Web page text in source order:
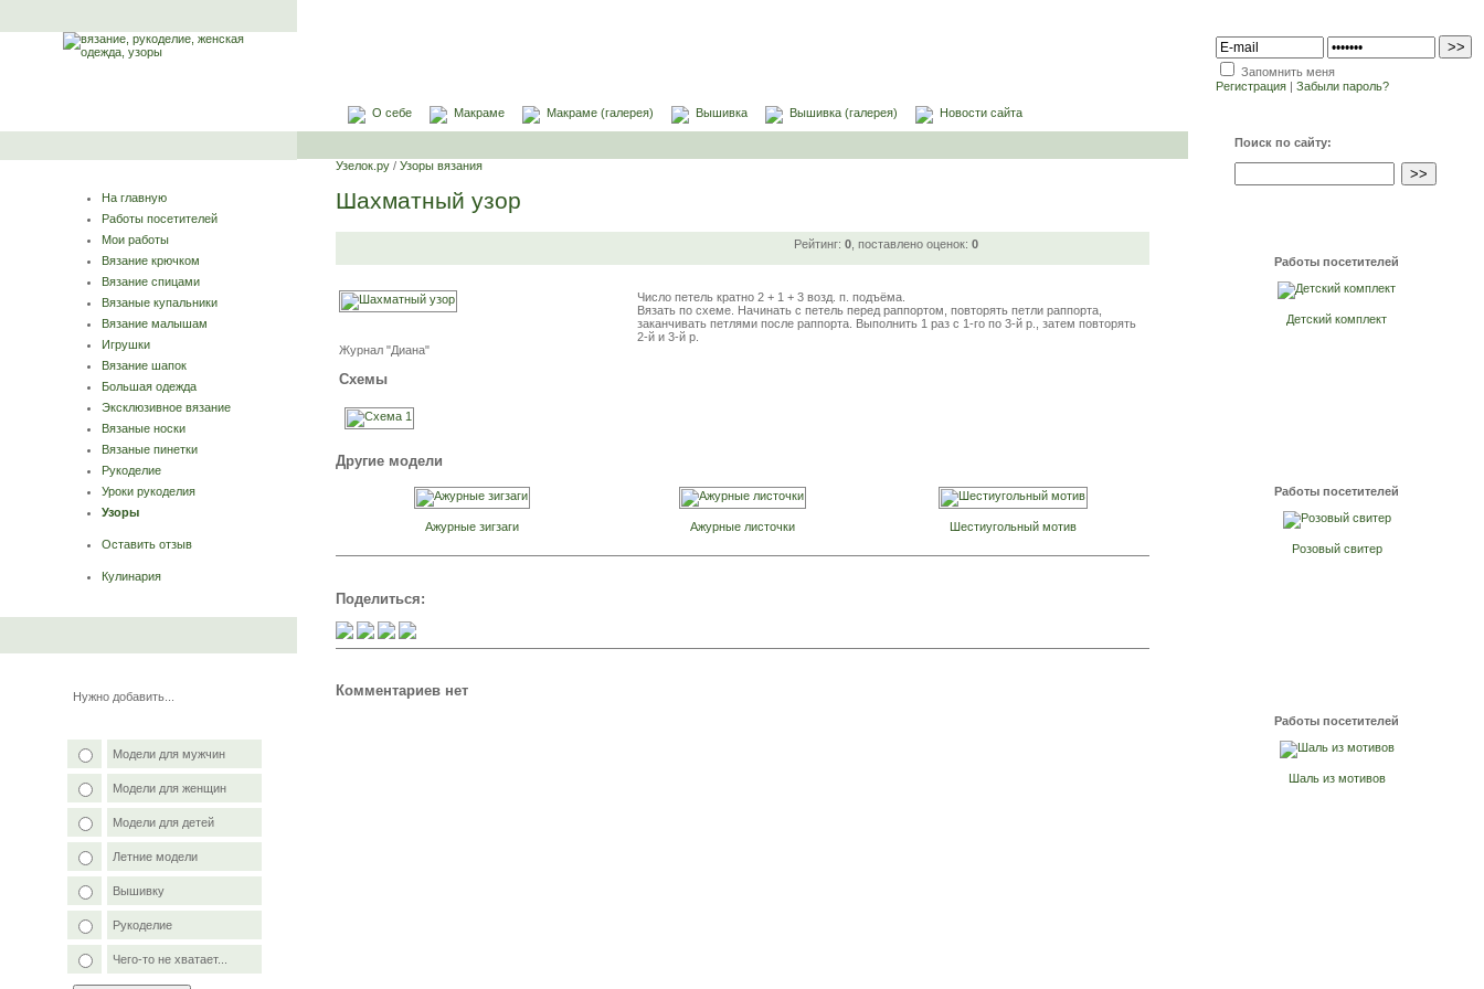
Запомнить меня
Регистрация | Забыли пароль?
О себе
Макраме Макраме (галерея) Вышивка Вышивка (галерея) Новости сайта
На главную
Работы посетителей
Мои работы
Вязание крючком
Вязание спицами
Вязаные купальники
Вязание малышам
Игрушки
Вязание шапок
Большая одежда
Эксклюзивное вязание
Вязаные носки
Вязаные пинетки
Рукоделие
Уроки рукоделия
Узоры
Оставить отзыв
Кулинария
Нужно добавить...
Модели для мужчин
Модели для женщин
Модели для детей
Летние модели
Вышивку
Рукоделие
Чего-то не хватает...
Узелок.ру / Узоры вязания
Шахматный узор
Рейтинг: 0 , поставлено оценок: 0
Число петель кратно 2 + 1 + 3 возд. п. подъёма.
Вязать по схеме. Начинать с петель перед раппортом, повторять петли раппорта,
заканчивать петлями после раппорта. Выполнить 1 раз с 1-го по 3-й р., затем повторять
2-й и 3-й р.
Журнал "Диана"
Схемы
Другие модели
Ажурные зигзаги Ажурные листочки Шестиугольный мотив
Поделиться:
Комментариев нет
Поиск по сайту:
Работы посетителей
Детский комплект
Работы посетителей
Розовый свитер
Работы посетителей
Шаль из мотивов